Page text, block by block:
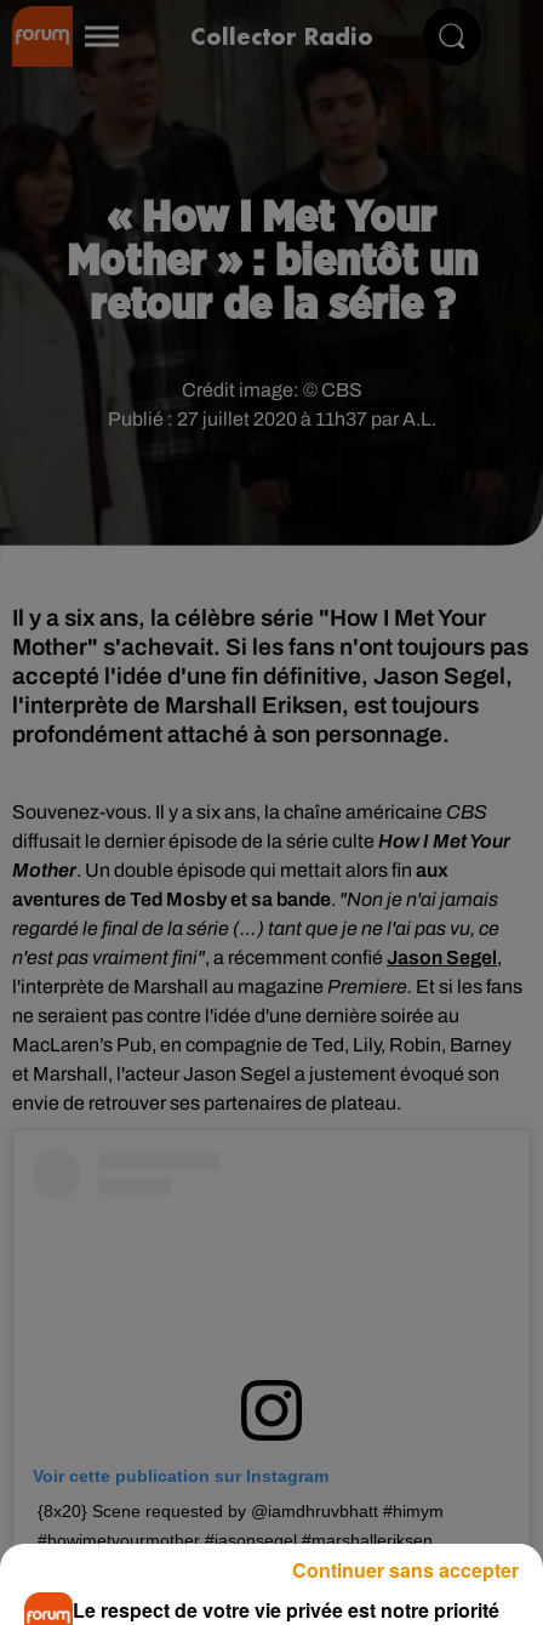
Collector Radio
« How I Met Your
Mother » : bientôt un
retour de la série ?
Publié : 27 juillet 2020 à 11h37 par A.L.
Crédit image: © CBS
Il y a six ans, la célèbre série "How I Met Your
Mother" s'achevait. Si les fans n'ont toujours pas
accepté l'idée d'une fin définitive, Jason Segel,
l'interprète de Marshall Eriksen, est toujours
profondément attaché à son personnage.
Souvenez-vous. Il y a six ans, la chaîne américaine CBS
diffusait le dernier épisode de la série culte How I Met Your
Mother. Un double épisode qui mettait alors fin aux
aventures de Ted Mosby et sa bande. "Non je n'ai jamais
regardé le final de la série (…) tant que je ne l'ai pas vu, ce
n'est pas vraiment fini", a récemment confié Jason Segel,
l'interprète de Marshall au magazine Premiere. Et si les fans
ne seraient pas contre l'idée d'une dernière soirée au
MacLaren’s Pub, en compagnie de Ted, Lily, Robin, Barney
et Marshall, l'acteur Jason Segel a justement évoqué son
envie de retrouver ses partenaires de plateau.
Voir cette publication sur Instagram
{8x20} Scene requested by @iamdhruvbhatt #himym
#howimetyourmother #jasonsegel #marshalleriksen
How I Met Your Mother (@howimetyourmotherthefanpage) le
Le respect de votre vie privée est notre priorité
Continuer sans accepter